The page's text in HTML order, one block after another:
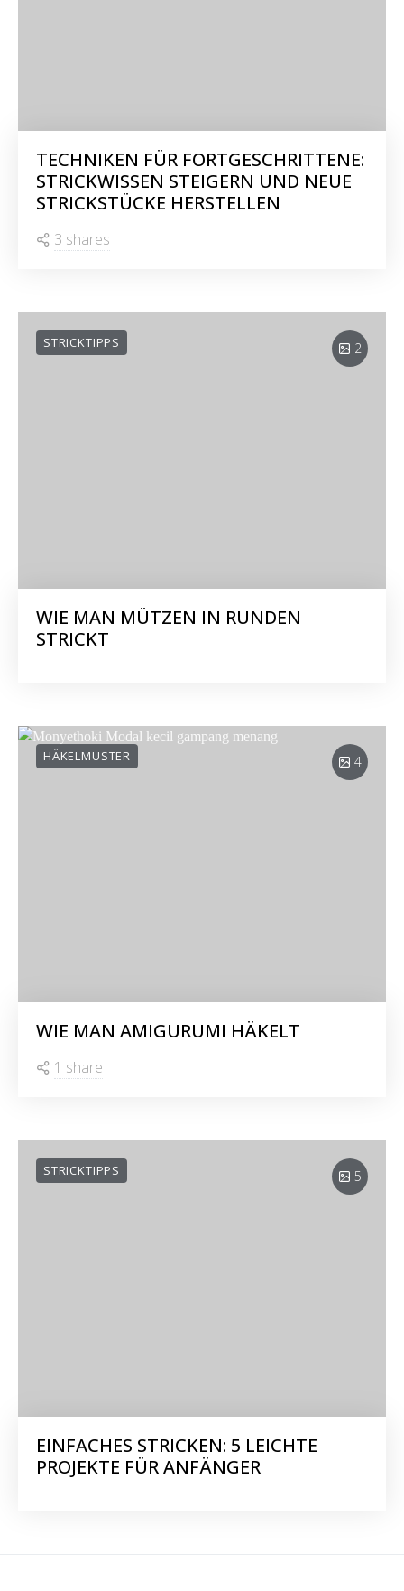
TECHNIKEN FÜR FORTGESCHRITTENE:
STRICKWISSEN STEIGERN UND NEUE
STRICKSTÜCKE HERSTELLEN
3 shares
2
STRICKTIPPS
WIE MAN MÜTZEN IN RUNDEN
STRICKT
4
HÄKELMUSTER
WIE MAN AMIGURUMI HÄKELT
1 share
5
STRICKTIPPS
EINFACHES STRICKEN: 5 LEICHTE
PROJEKTE FÜR ANFÄNGER